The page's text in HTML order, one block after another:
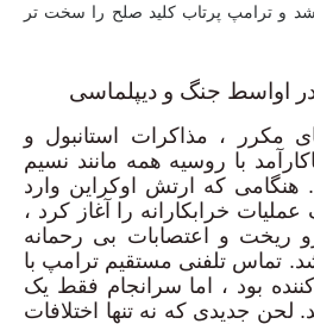
و ترامپ پرتاب کلید صلح را سخت تر
اواسط جنگ و دیپلماسی
مکرر ، مذاکرات استانبول و
با روسیه همه مانند نسیم
که ارتش اوکراین وارد
خرابکارانه را آغاز کرد ،
ریخت و اعتصابات بی رحمانه
تماس تلفنی مستقیم ترامپ با
بود ، اما سرانجام فقط یک
جدیدی که نه تنها اختلافات